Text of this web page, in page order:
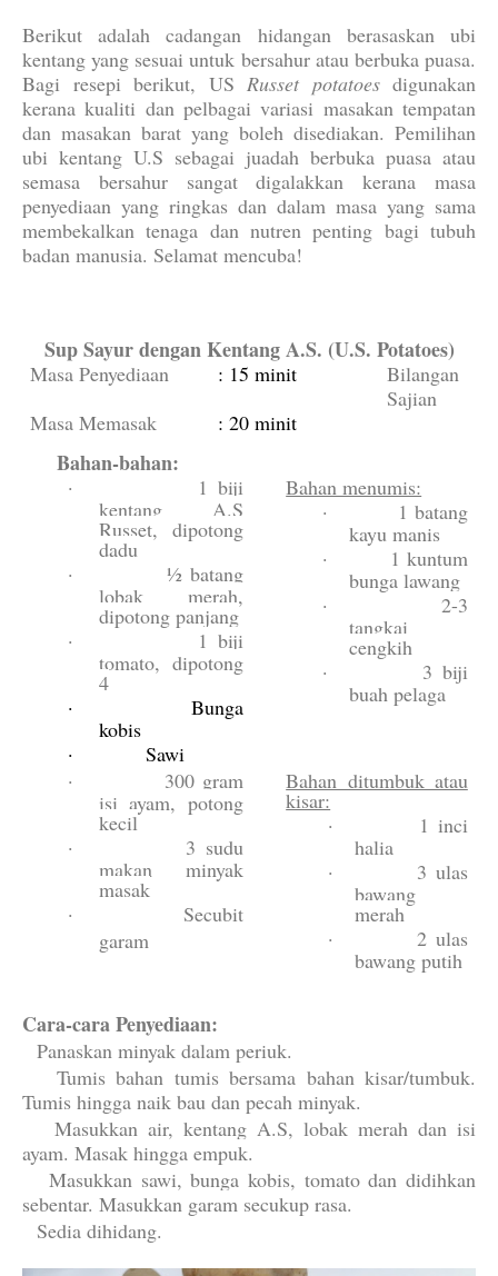
Berikut adalah cadangan hidangan berasaskan ubi
kentang yang sesuai untuk bersahur atau berbuka puasa.
Bagi resepi berikut, US Russet potatoesdigunakan
kerana kualiti dan pelbagai variasi masakan tempatan
dan masakan barat yang boleh disediakan. Pemilihan
ubi kentang U.S sebagai juadah berbuka puasa atau
semasa bersahur sangat digalakkan kerana masa
penyediaan yang ringkas dan dalam masa yang sama
membekalkan tenaga dan nutren penting bagi tubuh
badan manusia. Selamat mencuba!
Sup Sayur dengan Kentang A.S. (U.S. Potatoes)
Masa Penyediaan : 15 minit
Bilangan
Sajian
Masa Memasak
: 20 minit
Bahan-bahan:
·
1 biji
kentang A.S
Russet, dipotong
dadu
Bahan menumis:
·
1 batang
kayu manis
·
1 kuntum
bunga lawang
·
2-3
tangkai
cengkih
·
3 biji
buah pelaga
·
½ batang
lobak merah,
dipotong panjang
·
1 biji
tomato, dipotong
4
·
Bunga
kobis
·
Sawi
·
300 gram
isi ayam, potong
kecil
Bahan ditumbuk atau
kisar:
·
1 inci
halia
·
3 ulas
bawang
merah
·
2 ulas
bawang putih
·
3 sudu
makan minyak
masak
·
Secubit
garam
Cara-cara Penyediaan:
Panaskan minyak dalam periuk.
Tumis bahan tumis bersama bahan kisar/tumbuk.
Tumis hingga naik bau dan pecah minyak.
Masukkan air, kentang A.S, lobak merah dan isi
ayam. Masak hingga empuk.
Masukkan sawi, bunga kobis, tomato dan didihkan
sebentar. Masukkan garam secukup rasa.
Sedia dihidang.